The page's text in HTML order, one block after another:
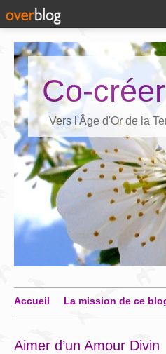
Co-
Vers l'Âge d'Or de la
Accueil La mission de ce
Aimer d’un Amour Divin